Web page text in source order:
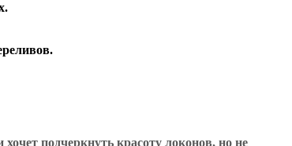
подчеркнуть красоту локонов, но не